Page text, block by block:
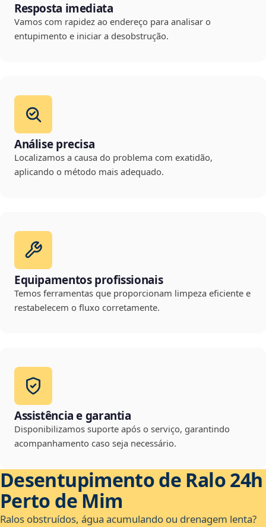
Resposta imediata
Vamos com rapidez ao endereço para analisar o
entupimento e iniciar a desobstrução.
Análise precisa
Localizamos a causa do problema com exatidão,
aplicando o método mais adequado.
Equipamentos profissionais
Temos ferramentas que proporcionam limpeza eficiente e
restabelecem o fluxo corretamente.
Assistência e garantia
Disponibilizamos suporte após o serviço, garantindo
acompanhamento caso seja necessário.
Desentupimento de Ralo 24h
Perto de Mim
Ralos obstruídos, água acumulando ou drenagem lenta?